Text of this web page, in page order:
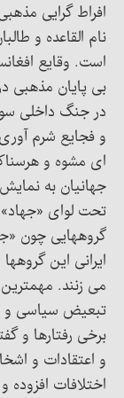
افراط گرایی
نام القاعده و
است. وقایع
بی پایان مذهبی
در جنگ داخلی
و فجایع شرم
ای مشوه و
جهانیان به
تحت لوای
گروههایی چون
ایرانی این
می زنند.
تبعیض سیاسی و
برخی رفتارها و
و اعتقادات و
اختلافات